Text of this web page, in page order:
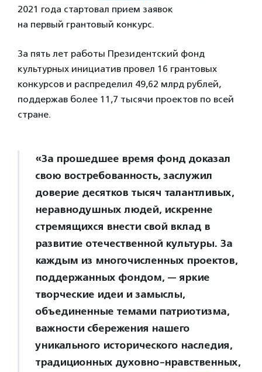
2021 года стартовал прием заявок
на первый грантовый конкурс.
За пять лет работы Президентский фонд
культурных инициатив провел 16 грантовых
конкурсов и распределил 49,62 млрд рублей,
поддержав более 11,7 тысячи проектов по всей
стране.
«За прошедшее время фонд доказал
свою востребованность, заслужил
доверие десятков тысяч талантливых,
неравнодушных людей, искренне
стремящихся внести свой вклад в
развитие отечественной культуры. За
каждым из многочисленных проектов,
поддержанных фондом, — яркие
творческие идеи и замыслы,
объединенные темами патриотизма,
важности сбережения нашего
уникального исторического наследия,
традиционных духовно-нравственных,